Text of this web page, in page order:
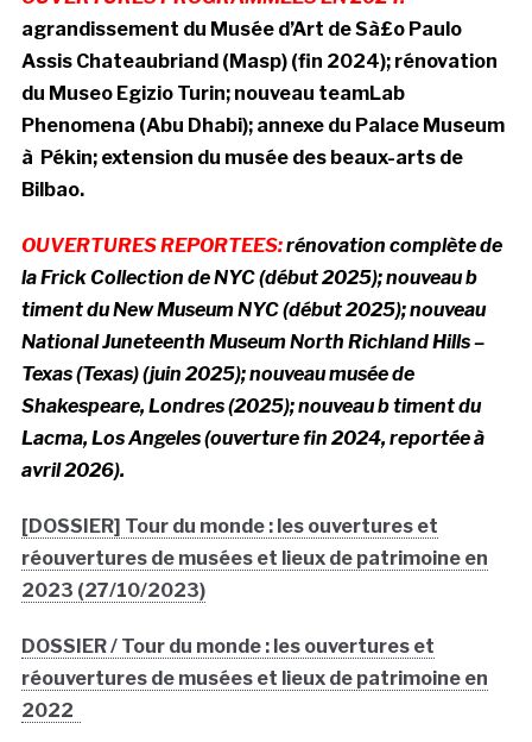
agrandissement du Musée d’Art de Sà£o Paulo
Assis Chateaubriand (Masp) (fin 2024);rénovation
du Museo Egizio Turin; nouveau teamLab
Phenomena (Abu Dhabi); annexe du Palace Museum
à Pékin; extension du musée des beaux-arts de
Bilbao.
OUVERTURES REPORTEES:rénovation complète de
la Frick Collection de NYC (début 2025);nouveau b
timent du New Museum NYC (début 2025);nouveau
National Juneteenth Museum North Richland Hills –
Texas (Texas) (juin 2025); nouveau musée de
Shakespeare, Londres (2025); nouveau b timent du
Lacma, Los Angeles (ouverture fin 2024, reportée à
avril 2026).
[DOSSIER] Tour du monde : les ouvertures et
réouvertures de musées et lieux de patrimoine en
2023 (27/10/2023)
DOSSIER / Tour du monde : les ouvertures et
réouvertures de musées et lieux de patrimoine en
2022